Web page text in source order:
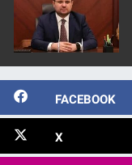
FACEBOOK
X